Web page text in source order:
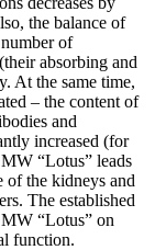
the balance of
of
absorbing and
At the same time,
– the content of
and
increased (for
“Lotus” leads
of the kidneys and
The established
“Lotus” on
function.